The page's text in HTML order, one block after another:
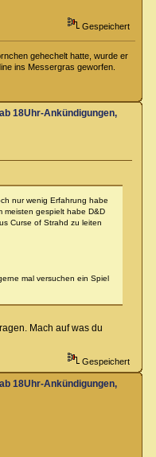
Gespeichert
gehechelt hatte, wurde er
ins Messergras geworfen.
18Uhr-Ankündigungen,
nur wenig Erfahrung habe
meisten gespielt habe D&D
Curse of Strahd zu leiten
mal versuchen ein Spiel
Mach auf was du
Gespeichert
18Uhr-Ankündigungen,